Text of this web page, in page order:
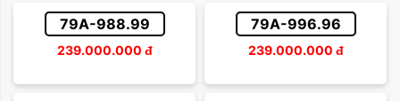
79A-988.99
239.000.000 đ
79A-996.96
239.000.000 đ